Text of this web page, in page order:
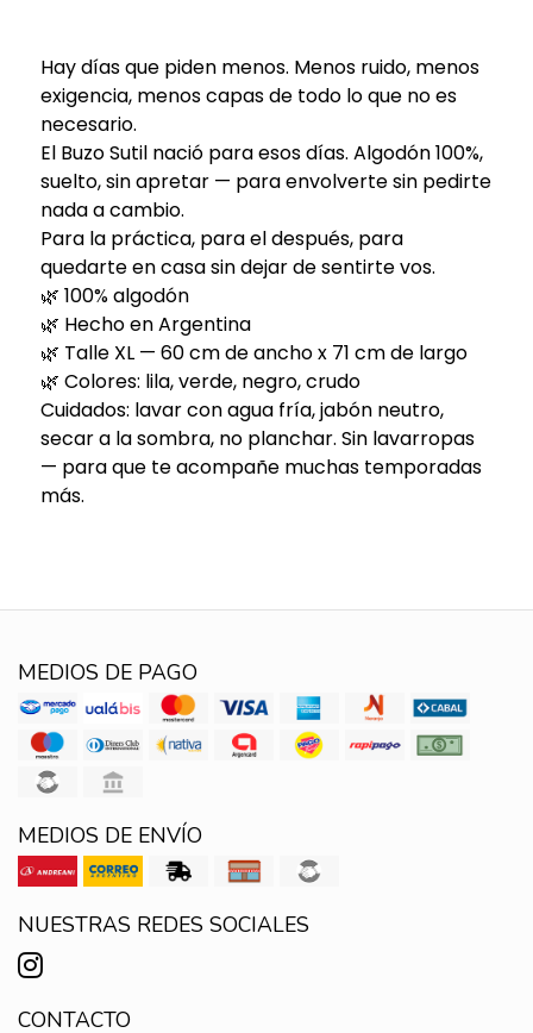
Hay días que piden menos. Menos ruido, menos
exigencia, menos capas de todo lo que no es
necesario.
El Buzo Sutil nació para esos días. Algodón 100%,
suelto, sin apretar — para envolverte sin pedirte
nada a cambio.
Para la práctica, para el después, para
quedarte en casa sin dejar de sentirte vos.
🌿 100% algodón
🌿 Hecho en Argentina
🌿 Talle XL — 60 cm de ancho x 71 cm de largo
🌿 Colores: lila, verde, negro, crudo
Cuidados: lavar con agua fría, jabón neutro,
secar a la sombra, no planchar. Sin lavarropas
— para que te acompañe muchas temporadas
más.
MEDIOS DE PAGO
MEDIOS DE ENVÍO
NUESTRAS REDES SOCIALES
CONTACTO